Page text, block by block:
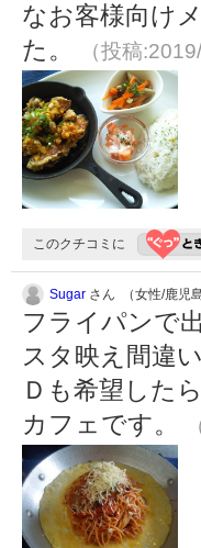
なお客様向け
た。
（投稿
このクチコミに
Sugar さん （女性/鹿児
フライパンで
スタ映え間違
Ｄも希望した
カフェです。